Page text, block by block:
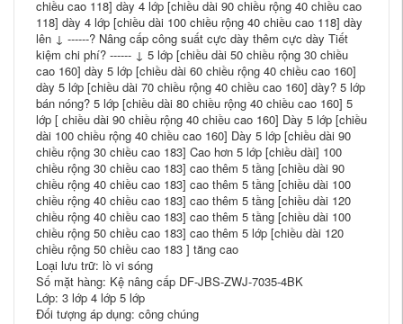
chiều cao 118] dày 4 lớp [chiều dài 90 chiều rộng 40 chiều cao
118] dày 4 lớp [chiều dài 100 chiều rộng 40 chiều cao 118] dày
lên ↓ ------? Nâng cấp công suất cực dày thêm cực dày Tiết
kiệm chi phí? ------ ↓ 5 lớp [chiều dài 50 chiều rộng 30 chiều
cao 160] dày 5 lớp [chiều dài 60 chiều rộng 40 chiều cao 160]
dày 5 lớp [chiều dài 70 chiều rộng 40 chiều cao 160] dày? 5 lớp
bán nóng? 5 lớp [chiều dài 80 chiều rộng 40 chiều cao 160] 5
lớp [ chiều dài 90 chiều rộng 40 chiều cao 160] Dày 5 lớp [chiều
dài 100 chiều rộng 40 chiều cao 160] Dày 5 lớp [chiều dài 90
chiều rộng 30 chiều cao 183] Cao hơn 5 lớp [chiều dài] 100
chiều rộng 30 chiều cao 183] cao thêm 5 tầng [chiều dài 90
chiều rộng 40 chiều cao 183] cao thêm 5 tầng [chiều dài 100
chiều rộng 40 chiều cao 183] cao thêm 5 tầng [chiều dài 120
chiều rộng 40 chiều cao 183] cao thêm 5 tầng [chiều dài 100
chiều rộng 50 chiều cao 183] cao thêm 5 lớp [chiều dài 120
chiều rộng 50 chiều cao 183 ] tăng cao
Loại lưu trữ: lò vi sóng
Số mặt hàng: Kệ nâng cấp DF-JBS-ZWJ-7035-4BK
Lớp: 3 lớp 4 lớp 5 lớp
Đối tượng áp dụng: công chúng